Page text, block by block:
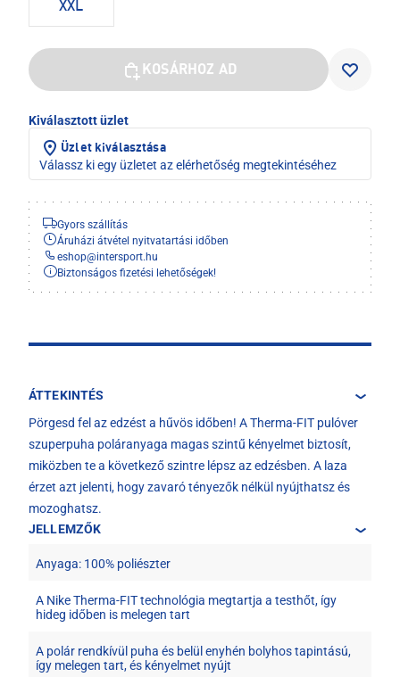
XXL
KOSÁRHOZ AD
Kiválasztott üzlet
Üzlet kiválasztása
Válassz ki egy üzletet az elérhetőség megtekintéséhez
Gyors szállítás
Áruházi átvétel nyitvatartási időben
eshop@intersport.hu
Biztonságos fizetési lehetőségek!
ÁTTEKINTÉS
Pörgesd fel az edzést a hűvös időben! A Therma-FIT pulóver
szuperpuha poláranyaga magas szintű kényelmet biztosít,
miközben te a következő szintre lépsz az edzésben. A laza
érzet azt jelenti, hogy zavaró tényezők nélkül nyújthatsz és
mozoghatsz.
JELLEMZŐK
Anyaga: 100% poliészter
A Nike Therma-FIT technológia megtartja a testhőt, így
hideg időben is melegen tart
A polár rendkívül puha és belül enyhén bolyhos tapintású,
így melegen tart, és kényelmet nyújt